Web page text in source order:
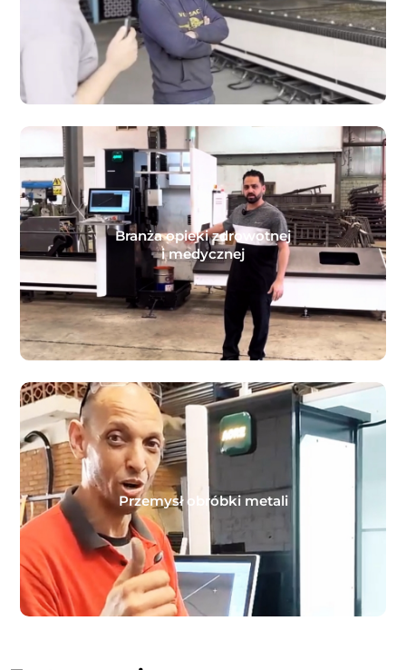
Branża opieki zdrowotnej
i medycznej
Przemysł obróbki metali